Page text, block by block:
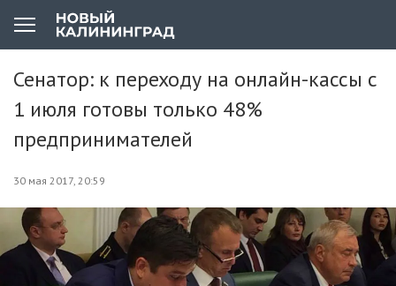
Сенатор: к переходу на онлайн-кассы с
1 июля готовы только 48%
предпринимателей
30 мая 2017, 20:59